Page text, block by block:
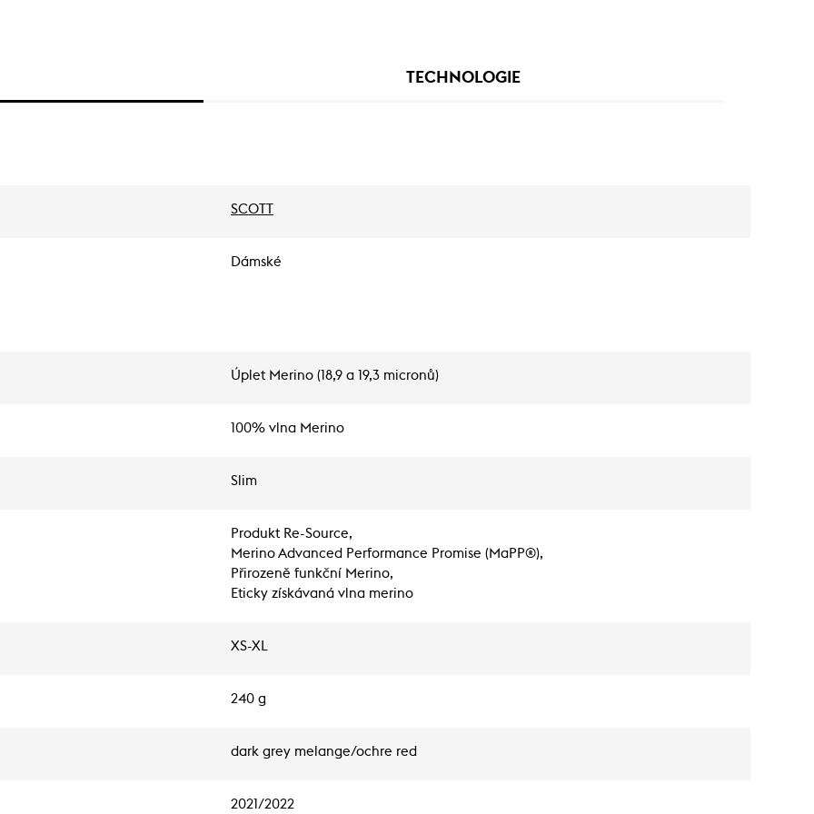
TECHNOLOGIE
SCOTT
Dámské
Úplet Merino (18,9 a 19,3 micronů)
100% vlna Merino
Slim
Produkt Re-Source,
Merino Advanced Performance Promise (MaPP®),
Přirozeně funkční Merino,
Eticky získávaná vlna merino
XS-XL
240 g
dark grey melange/ochre red
2021/2022